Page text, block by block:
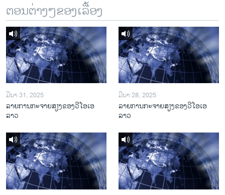
ຕອນຕ່າງໆຂອງເລື້ອງ
ມີນາ 31, 2025
ລາຍການກະຈາຍສຽງຂອງວີໂອເອ
ລາວ
ມີນາ 28, 2025
ລາຍການກະຈາຍສຽງຂອງວີໂອເອ
ລາວ